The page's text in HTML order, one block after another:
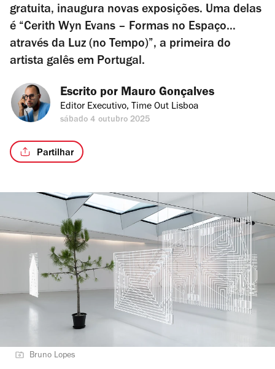
gratuita, inaugura novas exposições. Uma delas
é “Cerith Wyn Evans – Formas no Espaço…
através da Luz (no Tempo)”, a primeira do
artista galês em Portugal.
Escrito por Mauro Gonçalves
Editor Executivo, Time Out Lisboa
sábado 4 outubro 2025
Partilhar
Bruno Lopes